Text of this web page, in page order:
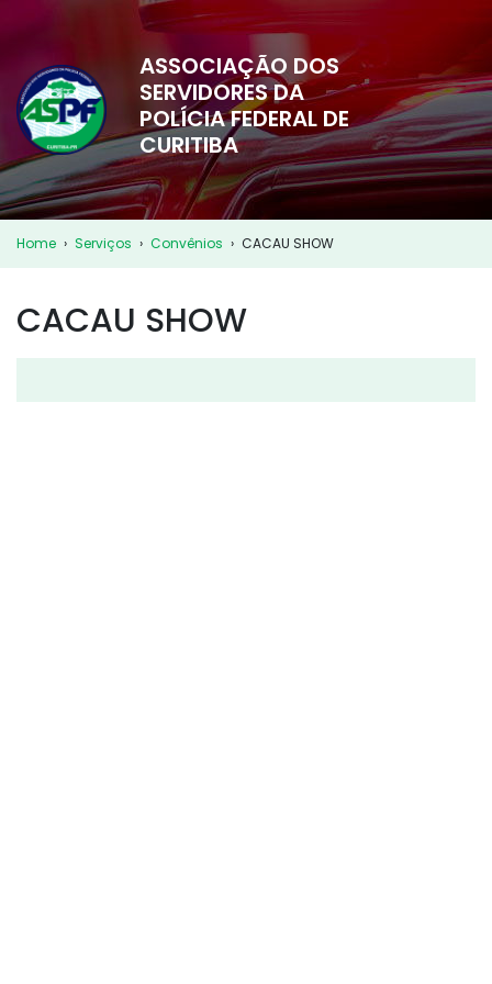
ASSOCIAÇÃO DOS
SERVIDORES DA
POLÍCIA FEDERAL DE
CURITIBA
Home › Serviços › Convênios › CACAU SHOW
CACAU SHOW